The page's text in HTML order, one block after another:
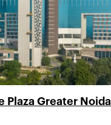
Plaza Greater Noida